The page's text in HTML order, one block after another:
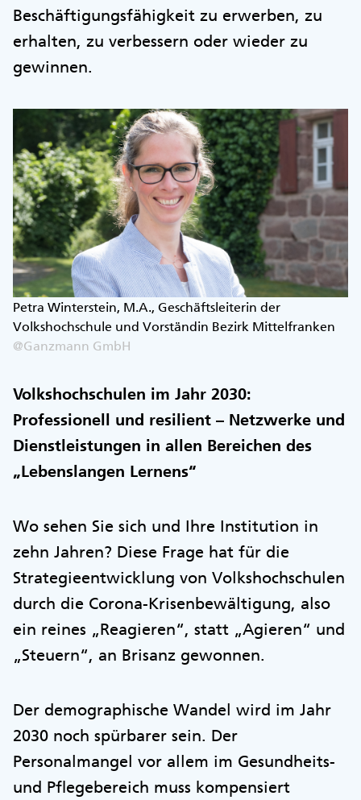
Beschäftigungsfähigkeit zu erwerben, zu
erhalten, zu verbessern oder wieder zu
gewinnen.
Petra Winterstein, M.A., Geschäftsleiterin der
Volkshochschule und Vorständin Bezirk Mittelfranken
@Ganzmann GmbH
Volkshochschulen im Jahr 2030:
Professionell und resilient – Netzwerke und
Dienstleistungen in allen Bereichen des
„Lebenslangen Lernens“
Wo sehen Sie sich und Ihre Institution in
zehn Jahren? Diese Frage hat für die
Strategieentwicklung von Volkshochschulen
durch die Corona-Krisenbewältigung, also
ein reines „Reagieren“, statt „Agieren“ und
„Steuern“, an Brisanz gewonnen.
Der demographische Wandel wird im Jahr
2030 noch spürbarer sein. Der
Personalmangel vor allem im Gesundheits-
und Pflegebereich muss kompensiert